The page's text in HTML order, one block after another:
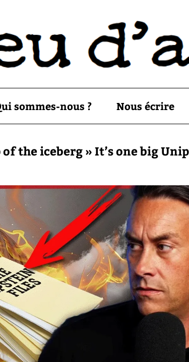
sommes-nous ? Nous écrire
the iceberg » It’s one big